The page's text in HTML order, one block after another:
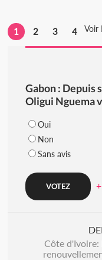
1 2 3 4 Voir
Gabon : Depuis
Oligui Nguema
Oui
Non
Sans avis
Côte d'Ivoire: